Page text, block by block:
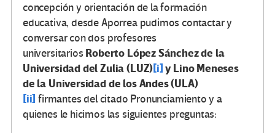
concepción y orientación de la formación
educativa, desde Aporrea pudimos contactar y
conversar con dos profesores
universitarios Roberto López Sánchez de la
Universidad del Zulia (LUZ)[i] y Lino Meneses
de la Universidad de los Andes (ULA)
[ii] firmantes del citado Pronunciamiento y a
quienes le hicimos las siguientes preguntas: